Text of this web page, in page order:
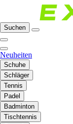
Suchen
Neuheiten
Schuhe
Schläger
Tennis
Padel
Badminton
Tischtennis